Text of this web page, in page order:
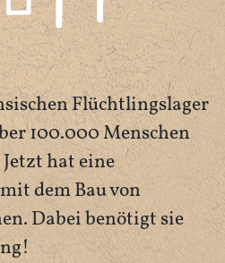
Flüchtlingslager
100.000 Menschen
hat eine
dem Bau von
Dabei benötigt sie